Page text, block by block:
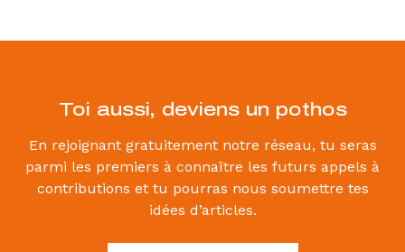
Toi aussi, deviens un pothos
En rejoignant gratuitement notre réseau, tu seras
parmi les premiers à connaître les futurs appels à
contributions et tu pourras nous soumettre tes
idées d’articles.